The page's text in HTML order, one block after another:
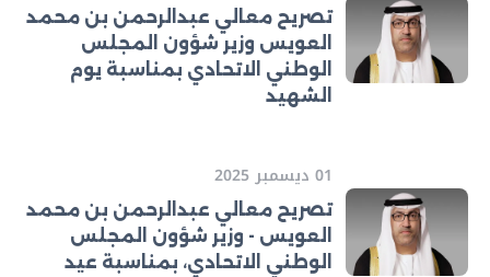
تصريح معالي عبدالرحمن بن محمد
العويس وزير شؤون المجلس
الوطني الاتحادي بمناسبة يوم
الشهيد
01 ديسمبر 2025
تصريح معالي عبدالرحمن بن محمد
العويس - وزير شؤون المجلس
الوطني الاتحادي، بمناسبة عيد